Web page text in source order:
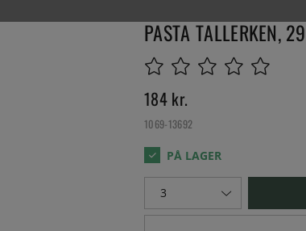
PASTA TALLERKEN,
184kr.
1069-13692